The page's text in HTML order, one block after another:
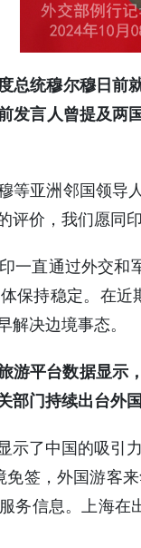
总统穆尔穆日前
发言人曾提及两
等亚洲邻国领导
评价，我们愿同
一直通过外交
保持稳定。在
解决边境事态。
游平台数据显
部门持续出台外
示了中国的吸引
免签，外国游客
务信息。上海